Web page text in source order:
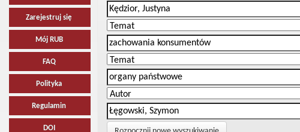
Zarejestruj się
Mój RUB
FAQ
Polityka
Regulamin
DOI